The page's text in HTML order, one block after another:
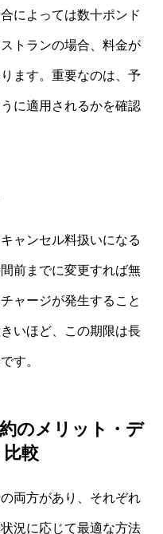
によっては数十ポンド
トランの場合、料金が
ます。重要なのは、予
に適用されるかを確認
ャンセル料扱いになる
前までに変更すれば無
ャージが発生すること
いほど、この期限は長
す。
のメリット・デ
較
両方があり、それぞれ
況に応じて最適な方法